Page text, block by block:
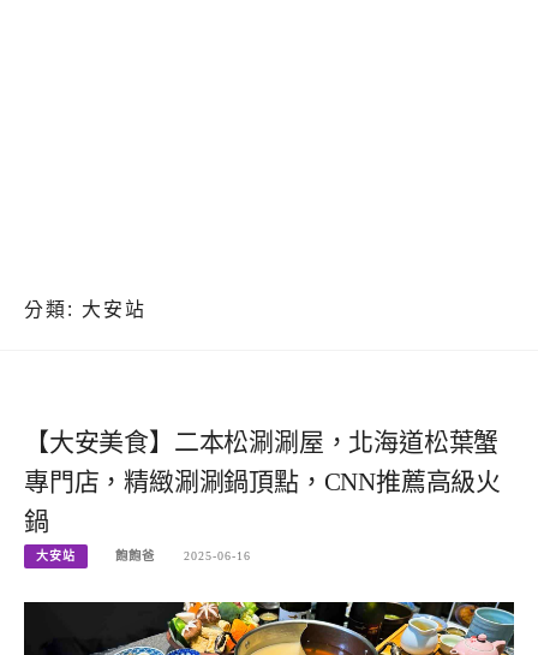
分類: 大安站
【大安美食】二本松涮涮屋，北海道松葉蟹
專門店，精緻涮涮鍋頂點，CNN推薦高級火
鍋
大安站 飽飽爸 2025-06-16